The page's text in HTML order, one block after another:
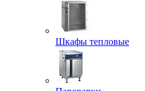
Шкафы тепловые